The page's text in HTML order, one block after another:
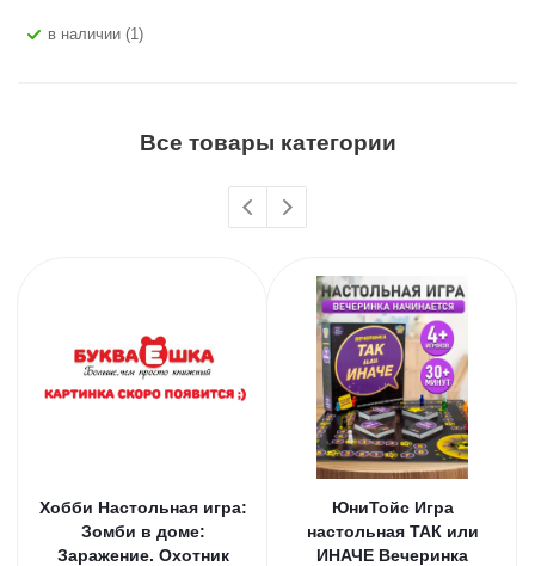
В наличии (1)
Все товары категории
Хобби Настольная игра:
Зомби в доме:
Заражение. Охотник
ЮниТойс Игра
настольная ТАК или
ИНАЧЕ Вечеринка